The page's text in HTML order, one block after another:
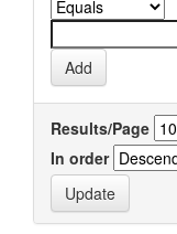
Results/Page
In order